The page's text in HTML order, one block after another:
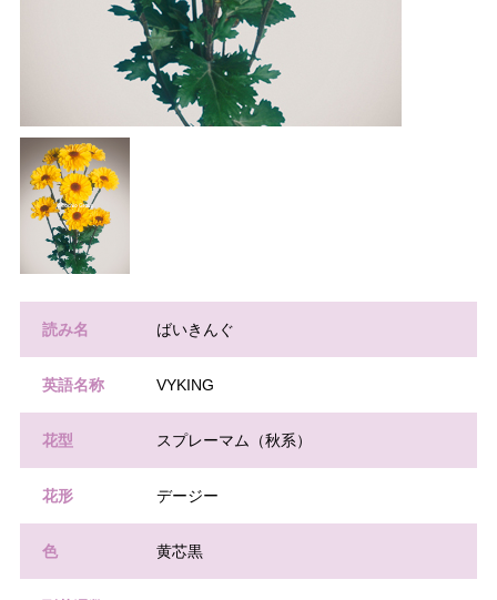
読み名 ばいきんぐ
英語名称 VYKING
花型 スプレーマム（秋系）
花形 デージー
色 黄芯黒